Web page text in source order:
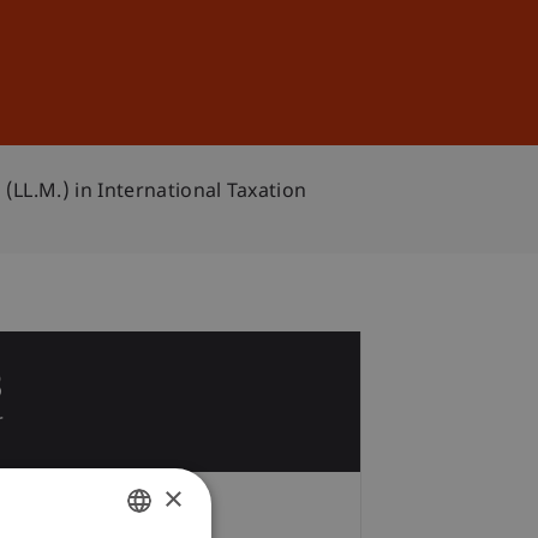
in International Taxation
×